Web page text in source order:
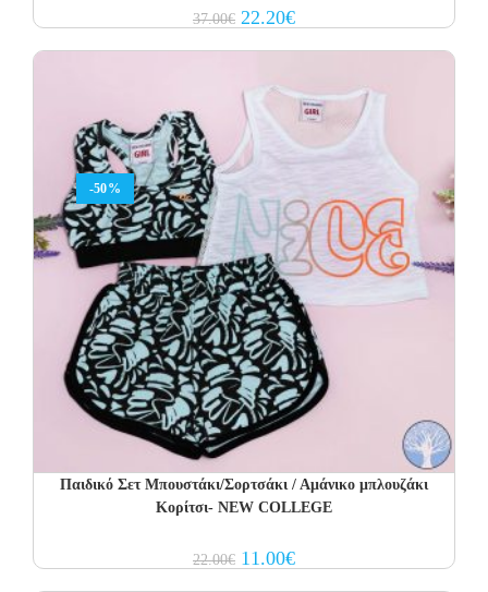
37.00€ Original
price
22.20€Current
price
-50%
Παιδικό Σετ Μπουστάκι/Σορτσάκι / Αμάνικο μπλουζάκι
Κορίτσι- NEW COLLEGE
22.00€ Original
price
11.00€Current
price